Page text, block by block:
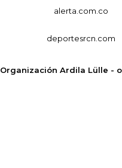
alerta.com.co
deportesrcn.com
Organización Ardila Lülle -